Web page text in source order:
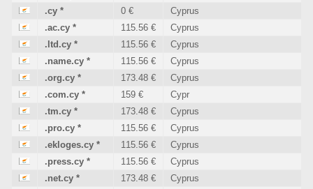
.cy * 0 €
Cyprus
.ac.cy * 115.56 €
Cyprus
.ltd.cy * 115.56 €
Cyprus
.name.cy * 115.56 €
Cyprus
.org.cy * 173.48 €
Cyprus
.com.cy * 159 €
Cypr
.tm.cy * 173.48 €
Cyprus
.pro.cy * 115.56 €
Cyprus
.ekloges.cy * 115.56 €
Cyprus
.press.cy * 115.56 €
Cyprus
.net.cy * 173.48 € Cyprus